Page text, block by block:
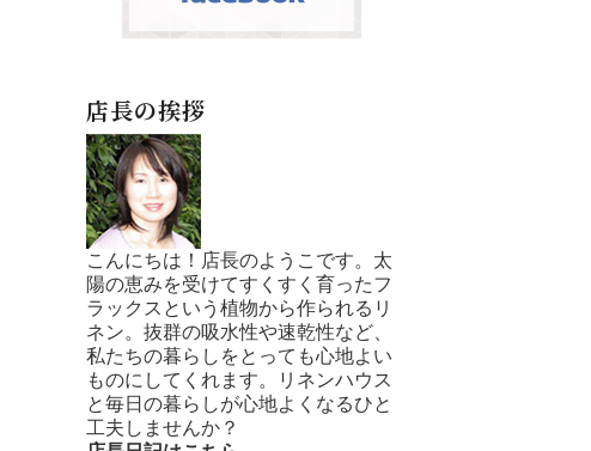
店長の挨拶
こんにちは！店長のようこです。太
陽の恵みを受けてすくすく育ったフ
ラックスという植物から作られるリ
ネン。抜群の吸水性や速乾性など、
私たちの暮らしをとっても心地よい
ものにしてくれます。リネンハウス
と毎日の暮らしが心地よくなるひと
工夫しませんか？